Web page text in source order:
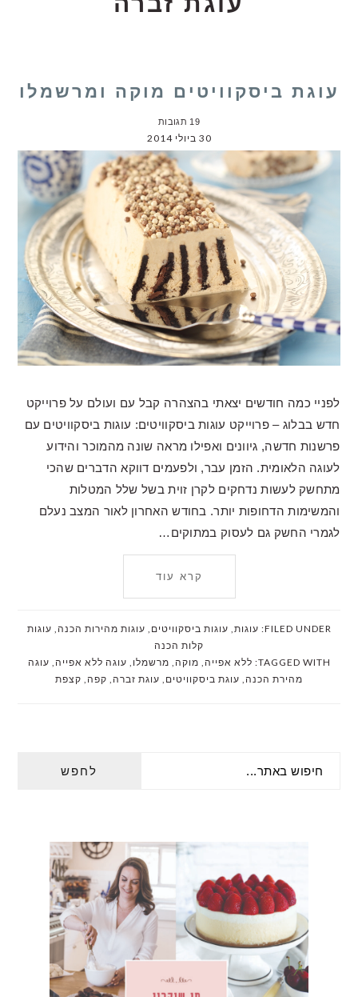
עוגת ביסקוויטים מוקה ומרשמלו
19 תגובות
30 ביולי 2014
לפניי כמה חודשים יצאתי בהצהרה קבל עם ועולם על פרוייקט
חדש בבלוג – פרוייקט עוגות ביסקוויטים: עוגות ביסקוויטים עם
פרשנות חדשה, גיוונים ואפילו מראה שונה מהמוכר והידוע
לעוגה הלאומית. הזמן עבר, ולפעמים דווקא הדברים שהכי
מתחשק לעשות נדחקים לקרן זוית בשל שלל המטלות
והמשימות הדחופות יותר. בחודש האחרון לאור המצב נעלם
לגמרי החשק גם לעסוק במתוקים…
קרא עוד
FILED UNDER: עוגות, עוגות ביסקוויטים , עוגות מהירות הכנה, עוגות
קלות הכנה
TAGGED WITH: ללא אפייה, מוקה, מרשמלו , עוגה ללא אפייה, עוגה
מהירת הכנה, עוגת ביסקוויטים , עוגת זברה, קפה, קצפת
SIDEBAR